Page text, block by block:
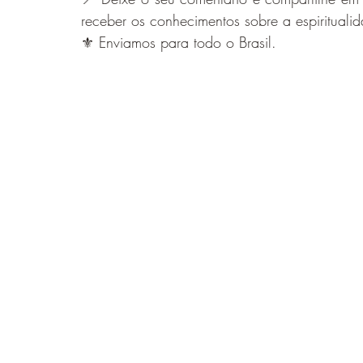
receber os conhecimentos sobre a
⚜️ Enviamos para todo o Brasil.